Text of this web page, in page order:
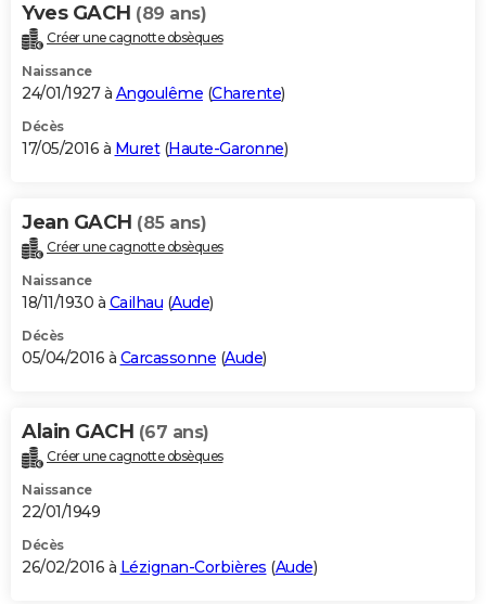
Yves GACH (89 ans)
Créer une cagnotte obsèques
Naissance
24/01/1927 à Angoulême (Charente)
Décès
17/05/2016 à Muret(Haute-Garonne)
Jean GACH (85 ans)
Créer une cagnotte obsèques
Naissance
18/11/1930 à Cailhau (Aude)
Décès
05/04/2016 à Carcassonne (Aude)
Alain GACH (67 ans)
Créer une cagnotte obsèques
Naissance
22/01/1949
Décès
26/02/2016 à Lézignan-Corbières (Aude)